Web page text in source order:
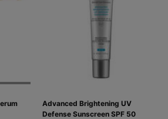
Advanced Brightening UV
Defense Sunscreen SPF 50